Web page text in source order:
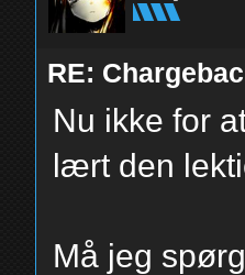
RE:
Nu ikke for
lært den
Må jeg